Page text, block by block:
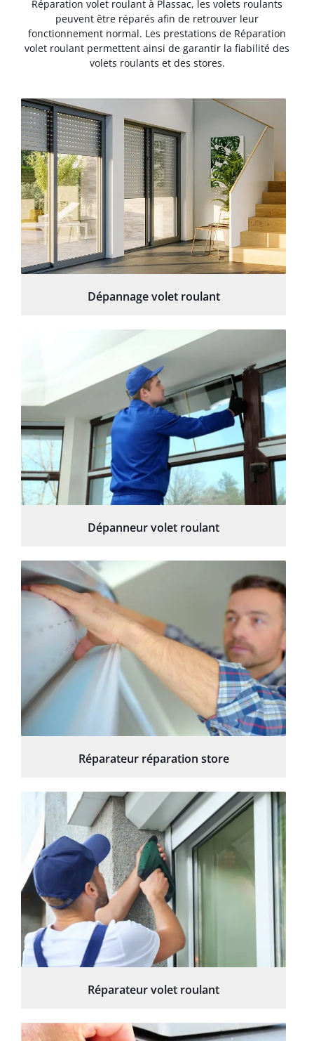
Réparation volet roulant à Plassac, les volets roulants
peuvent être réparés afin de retrouver leur
fonctionnement normal. Les prestations de Réparation
volet roulant permettent ainsi de garantir la fiabilité des
volets roulants et des stores.
Dépannage volet roulant
Dépanneur volet roulant
Réparateur réparation store
Réparateur volet roulant